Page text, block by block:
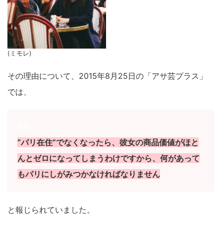
(ミモレ)
その理由について、 2015年8月25日の「アサ芸プラス」
では、
“パリ在住”でなくなったら、彼女の商品価値がほと
んとゼロになってしまうわけですから、何があって
もパリにしがみつかなければなりません
と報じられていました。